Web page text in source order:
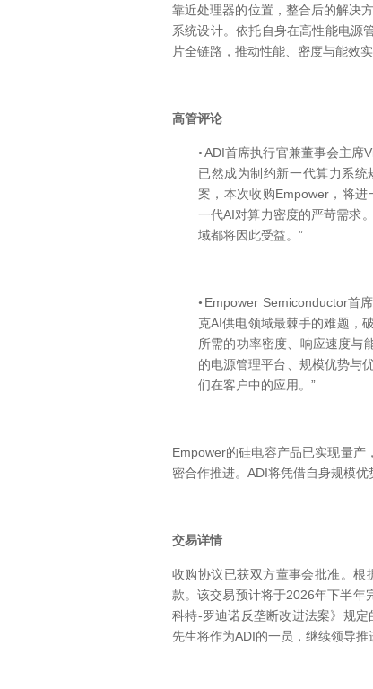
靠近处理器的位置，整合后的解决
系统设计。依托自身在高性能电源
片全链路，推动性能、密度与能效
高管评论
• ADI首席执行官兼董事会主席
已然成为制约新一代算力系统
案，本次收购Empower ，将
一代AI对算力密度的严苛需求
域都将因此受益。 ”
• Empower Semiconductor首
克AI供电领域最棘手的难题，
所需的功率密度、响应速度与
的电源管理平台、规模优势与
们在客户中的应用。 ”
Empower的硅电容产品已实现量产，
密合作推进。 ADI将凭借自身规模优
交易详情
收购协议已获双方董事会批准。根
款。该交易预计将于2026年下半年
科特-罗迪诺反垄断改进法案》规
先生将作为ADI的一员，继续领导推